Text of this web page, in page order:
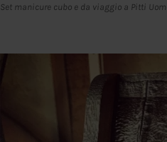
Set manicure cubo e da viaggio a Pitti